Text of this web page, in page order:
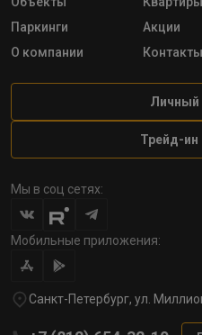
Паркинги
Акции
О компании
Контакты
Личный
Трейд-ин
Мы в соц сетях:
Мобильные приложения:
Санкт-Петербург, ул.